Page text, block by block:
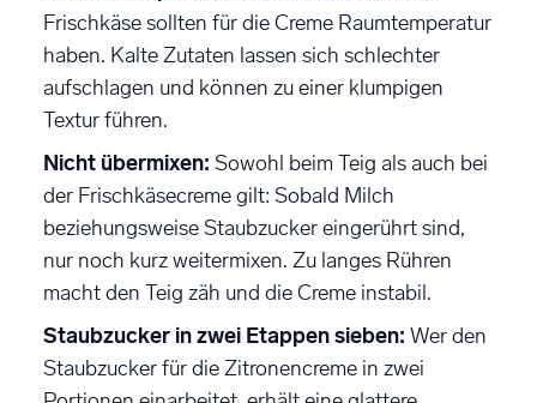
Frischkäse sollten für die Creme Raumtemperatur
haben. Kalte Zutaten lassen sich schlechter
aufschlagen und können zu einer klumpigen
Textur führen.
Nicht übermixen: Sowohl beim Teig als auch bei
der Frischkäsecreme gilt: Sobald Milch
beziehungsweise Staubzucker eingerührt sind,
nur noch kurz weitermixen. Zu langes Rühren
macht den Teig zäh und die Creme instabil.
Staubzucker in zwei Etappen sieben: Wer den
Staubzucker für die Zitronencreme in zwei